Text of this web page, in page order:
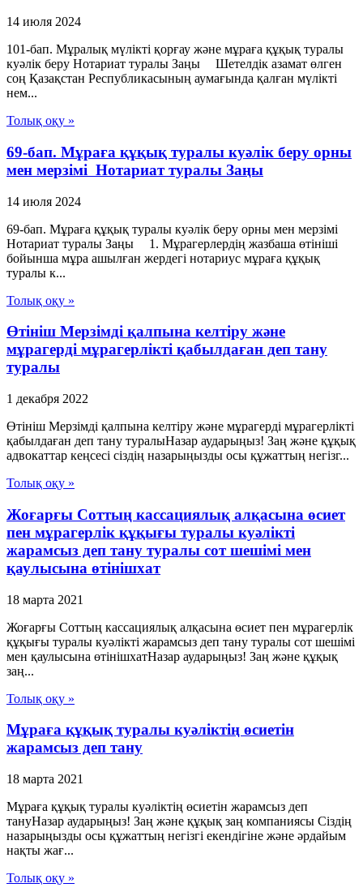
14 июля 2024
101-бап. Мұралық мүлiктi қорғау және мұраға құқық туралы
куәлiк беру Нотариат туралы Заңы Шетелдiк азамат өлген
соң Қазақстан Республикасының аумағында қалған мүлiктi
нем...
Толық оқу »
69-бап. Мұраға құқық туралы куәлiк беру орны
мен мерзiмi Нотариат туралы Заңы
14 июля 2024
69-бап. Мұраға құқық туралы куәлiк беру орны мен мерзiмi
Нотариат туралы Заңы 1. Мұрагерлердiң жазбаша өтiнiшi
бойынша мұра ашылған жердегi нотариус мұраға құқық
туралы к...
Толық оқу »
Өтініш Мерзімді қалпына келтіру және
мұрагерді мұрагерлікті қабылдаған деп тану
туралы
1 декабря 2022
Өтініш Мерзімді қалпына келтіру және мұрагерді мұрагерлікті
қабылдаған деп тану туралыНазар аударыңыз! Заң және құқық
адвокаттар кеңсесі сіздің назарыңызды осы құжаттың негізг...
Толық оқу »
Жоғарғы Соттың кассациялық алқасына өсиет
пен мұрагерлік құқығы туралы куәлікті
жарамсыз деп тану туралы сот шешімі мен
қаулысына өтінішхат
18 марта 2021
Жоғарғы Соттың кассациялық алқасына өсиет пен мұрагерлік
құқығы туралы куәлікті жарамсыз деп тану туралы сот шешімі
мен қаулысына өтінішхатНазар аударыңыз! Заң және құқық
заң...
Толық оқу »
Мұраға құқық туралы куәліктің өсиетін
жарамсыз деп тану
18 марта 2021
Мұраға құқық туралы куәліктің өсиетін жарамсыз деп
тануНазар аударыңыз! Заң және құқық заң компаниясы Сіздің
назарыңызды осы құжаттың негізгі екендігіне және әрдайым
нақты жағ...
Толық оқу »